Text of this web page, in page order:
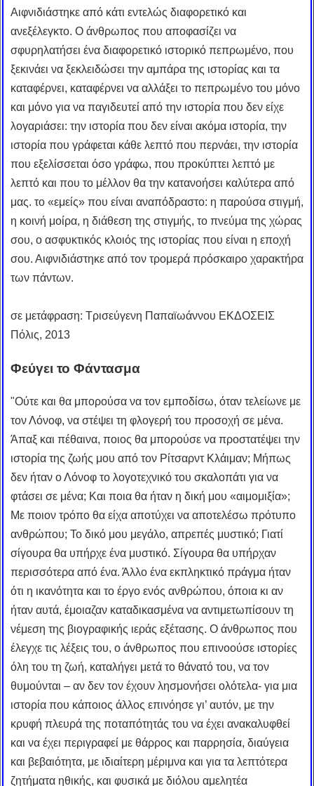
Αιφνιδιάστηκε από κάτι εντελώς διαφορετικό και
ανεξέλεγκτο. Ο άνθρωπος που αποφασίζει να
σφυρηλατήσει ένα διαφορετικό ιστορικό πεπρωμένο, που
ξεκινάει να ξεκλειδώσει την αμπάρα της ιστορίας και τα
καταφέρνει, καταφέρνει να αλλάξει το πεπρωμένο του μόνο
και μόνο για να παγιδευτεί από την ιστορία που δεν είχε
λογαριάσει: την ιστορία που δεν είναι ακόμα ιστορία, την
ιστορία που γράφεται κάθε λεπτό που περνάει, την ιστορία
που εξελίσσεται όσο γράφω, που προκύπτει λεπτό με
λεπτό και που το μέλλον θα την κατανοήσει καλύτερα από
μας. το «εμείς» που είναι αναπόδραστο: η παρούσα στιγμή,
η κοινή μοίρα, η διάθεση της στιγμής, το πνεύμα της χώρας
σου, ο ασφυκτικός κλοιός της ιστορίας που είναι η εποχή
σου. Αιφνιδιάστηκε από τον τρομερά πρόσκαιρο χαρακτήρα
των πάντων.
σε μετάφραση: Τρισεύγενη Παπαϊωάννου ΕΚΔΟΣΕΙΣ
Πόλις, 2013
Φεύγει το Φάντασμα
"Ούτε και θα μπορούσα να τον εμποδίσω, όταν τελείωνε με
τον Λόνοφ, να στέψει τη φλογερή του προσοχή σε μένα.
Άπαξ και πέθαινα, ποιος θα μπορούσε να προστατέψει την
ιστορία της ζωής μου από τον Ρίτσαρντ Κλάιμαν; Μήπως
δεν ήταν ο Λόνοφ το λογοτεχνικό του σκαλοπάτι για να
φτάσει σε μένα; Και ποια θα ήταν η δική μου «αιμομιξία»;
Με ποιον τρόπο θα είχα αποτύχει να αποτελέσω πρότυπο
ανθρώπου; Το δικό μου μεγάλο, απρεπές μυστικό; Γιατί
σίγουρα θα υπήρχε ένα μυστικό. Σίγουρα θα υπήρχαν
περισσότερα από ένα. Άλλο ένα εκπληκτικό πράγμα ήταν
ότι η ικανότητα και το έργο ενός ανθρώπου, όποια κι αν
ήταν αυτά, έμοιαζαν καταδικασμένα να αντιμετωπίσουν τη
νέμεση της βιογραφικής ιεράς εξέτασης. Ο άνθρωπος που
έλεγχε τις λέξεις του, ο άνθρωπος που επινοούσε ιστορίες
όλη του τη ζωή, καταλήγει μετά το θάνατό του, να τον
θυμούνται – αν δεν τον έχουν λησμονήσει ολότελα- για μια
ιστορία που κάποιος άλλος επινόησε γι’ αυτόν, με την
κρυφή πλευρά της ποταπότητάς του να έχει ανακαλυφθεί
και να έχει περιγραφεί με θάρρος και παρρησία, διαύγεια
και βεβαιότητα, με ιδιαίτερη μέριμνα και για τα λεπτότερα
ζητήματα ηθικής, και φυσικά με διόλου αμελητέα